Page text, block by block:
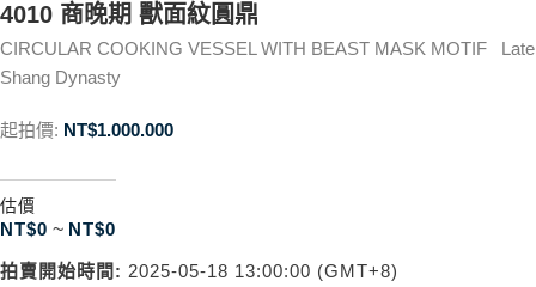
4010 商晚期 獸面紋圓鼎
CIRCULAR COOKING VESSEL WITH BEAST MASK MOTIF Late
Shang Dynasty
起拍價: NT$1.000.000
估價
NT$0 ~ NT$0
拍賣開始時間: 2025-05-18 13:00:00 (GMT+8)